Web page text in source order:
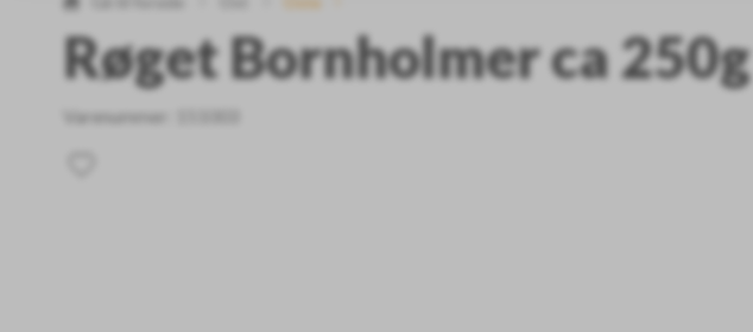
Røget Bornholmer ca 250g
Varenummer: